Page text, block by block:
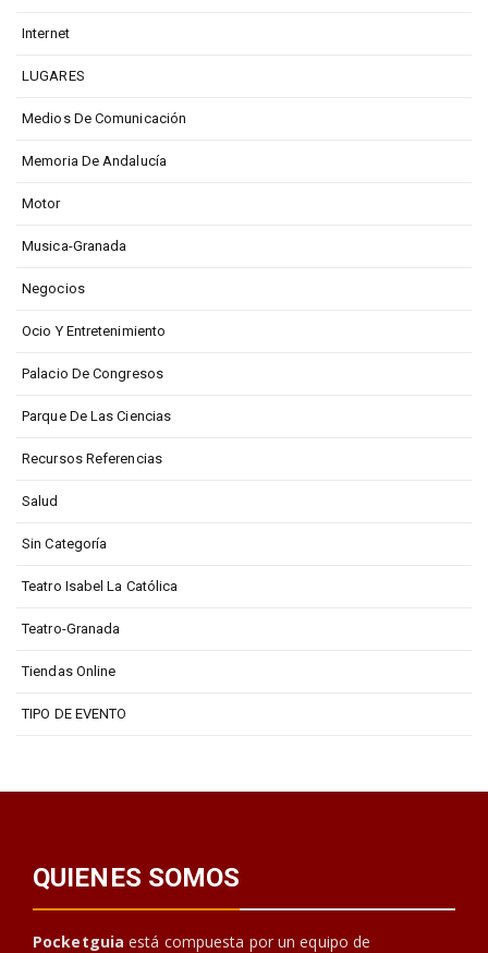
Internet
LUGARES
Medios De Comunicación
Memoria De Andalucía
Motor
Musica-Granada
Negocios
Ocio Y Entretenimiento
Palacio De Congresos
Parque De Las Ciencias
Recursos Referencias
Salud
Sin Categoría
Teatro Isabel La Católica
Teatro-Granada
Tiendas Online
TIPO DE EVENTO
QUIENES SOMOS
Pocketguia está compuesta por un equipo de